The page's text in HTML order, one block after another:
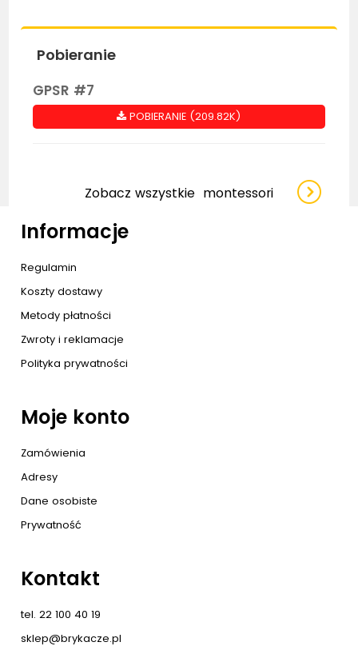
Pobieranie
GPSR #7
POBIERANIE (209.82K)
Zobacz wszystkie montessori
Informacje
Regulamin
Koszty dostawy
Metody płatności
Zwroty i reklamacje
Polityka prywatności
Moje konto
Zamówienia
Adresy
Dane osobiste
Prywatność
Kontakt
tel. 22 100 40 19
sklep@brykacze.pl